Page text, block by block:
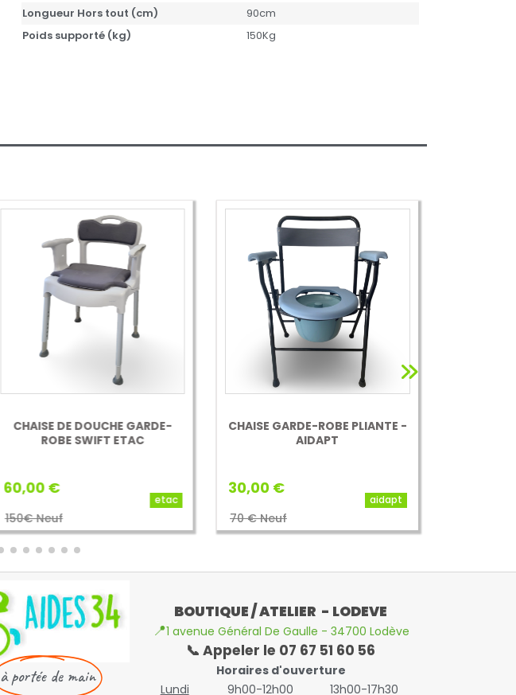
Longueur Hors tout (cm)
90cm
Poids supporté (kg)
150Kg
CHAISE DE DOUCHE GARDE-
ROBE SWIFT ETAC
60,00 €
150€ Neuf
etac
CHAISE GARDE-ROBE PLIANTE -
AIDAPT
30,00 €
70 € Neuf
aidapt
à portée de main
BOUTIQUE / ATELIER - LODEVE
📍1 avenue Général De Gaulle - 34700 Lodève
📞 Appeler le 07 67 51 60 56
Horaires d'ouverture
Lundi
9h00-12h00 13h00-17h30